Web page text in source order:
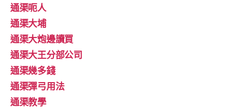
通渠呃人
通渠大埔
通渠大炮邊讀買
通渠大王分部公司
通渠幾多錢
通渠彈弓用法
通渠教學